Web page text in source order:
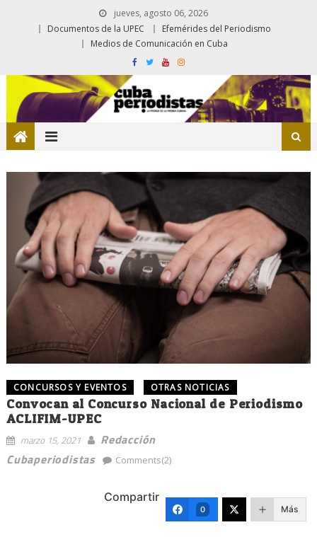
jueves, agosto 06, 2026
Documentos de la UPEC
Efemérides del Periodismo
Medios de Comunicación en Cuba
CONCURSOS Y EVENTOS OTRAS NOTICIAS
Convocan al Concurso Nacional de Periodismo
ACLIFIM-UPEC
marzo 15, 2021
Redacción
Cubaperiodistas
Comments(2)
Compartir
0 Más